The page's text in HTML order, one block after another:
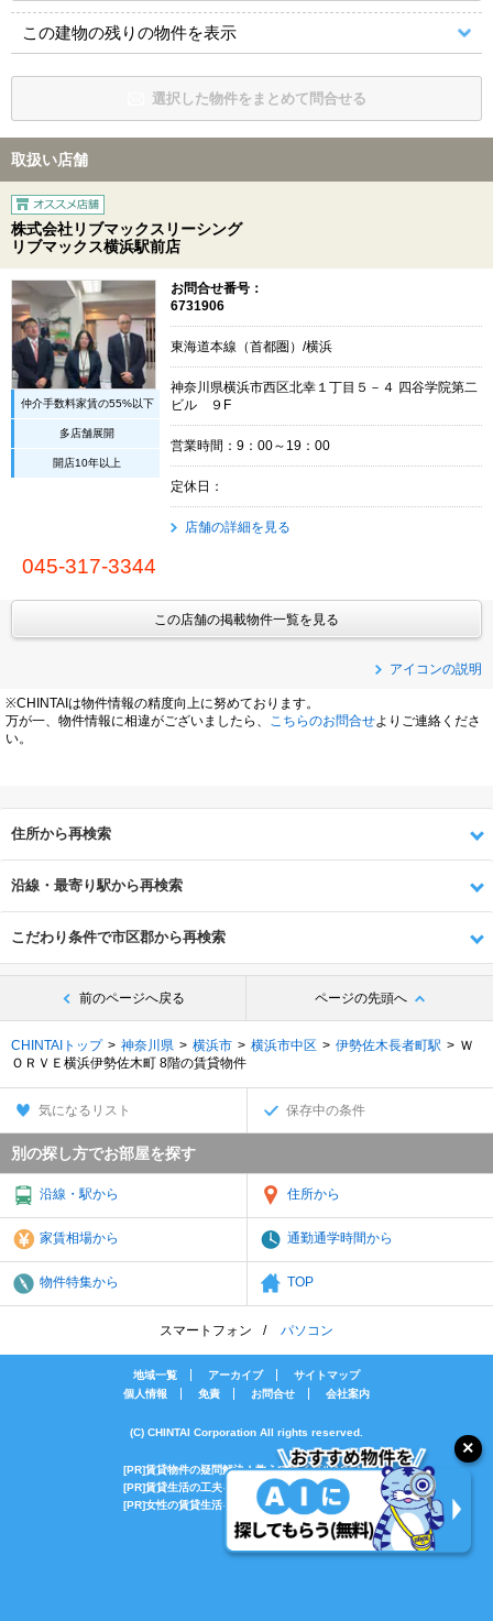
この建物の残りの物件を表示
選択した物件をまとめて問合せる
取扱い店舗
株式会社リブマックスリーシング
リブマックス横浜駅前店
仲介手数料家賃の55%以下
多店舗展開
開店10年以上
お問合せ番号：
6731906
東海道本線（首都圏）/横浜
神奈川県横浜市西区北幸１丁目５－４ 四谷学院第二
ビル ９F
営業時間：9：00～19：00
定休日：
店舗の詳細を見る
045-317-3344
この店舗の掲載物件一覧を見る
アイコンの説明
※CHINTAIは物件情報の精度向上に努めております。
万が一、物件情報に相違がございましたら、
こちらのお問合せよりご連絡くださ
い。
住所から再検索
沿線・最寄り駅から再検索
こだわり条件で市区郡から再検索
前のページへ戻る ページの先頭へ
CHINTAIトップ 神奈川県 横浜市 横浜市中区 伊勢佐木長者町駅
Ｗ
ＯＲＶＥ横浜伊勢佐木町 8階の賃貸物件
気になるリスト 保存中の条件
別の探し方でお部屋を探す
沿線・駅から 住所から
家賃相場から 通勤通学時間から
物件特集から TOP
スマートフォン パソコン
地域一覧 アーカイブ
サイトマップ
個人情報
免責 お問合せ 会社案内
(C) CHINTAI Corporation All rights reserved.
[PR]賃貸物件の疑問解決！教えてエイブルAGENT
[PR]賃貸生活の工夫を紹介！CHINTAI情報局
[PR]女性の賃貸生活を応援！Woman.CHINTAI